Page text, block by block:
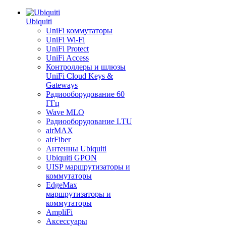
Ubiquiti
UniFi коммутаторы
UniFi Wi-Fi
UniFi Protect
UniFi Access
Контроллеры и шлюзы
UniFi Cloud Keys &
Gateways
Радиооборудование 60
ГГц
Wave MLO
Радиооборудование LTU
airMAX
airFiber
Антенны Ubiquiti
Ubiquiti GPON
UISP маршрутизаторы и
коммутаторы
EdgeMax
маршрутизаторы и
коммутаторы
AmpliFi
Аксессуары